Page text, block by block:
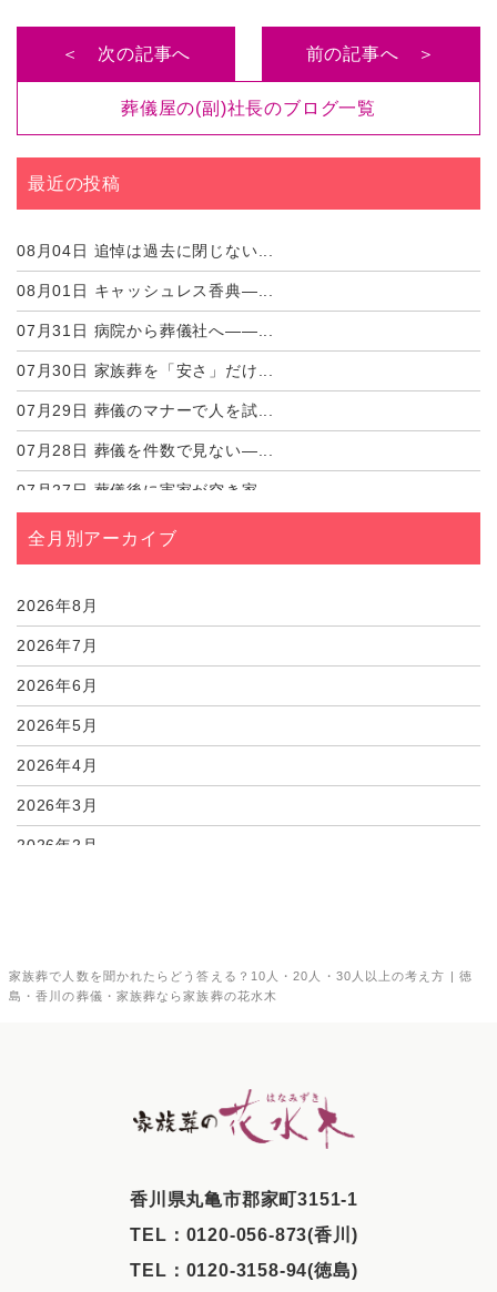
家族葬で人数を聞かれたらどう答える？10人・20人・30人以上の考え方 | 徳
島・香川の葬儀・家族葬なら家族葬の花水木
＜ 次の記事へ
葬儀屋の(副)社長のブログ一覧
前の記事へ ＞
最近の投稿
08月04日 追悼は過去に閉じない...
08月01日 キャッシュレス香典―...
07月31日 病院から葬儀社へ――...
07月30日 家族葬を「安さ」だけ...
07月29日 葬儀のマナーで人を試...
07月28日 葬儀を件数で見ない―...
07月27日 葬儀後に実家が空き家...
07月27日遺骨を自宅に置いたま...
07月27日墓じまいの費用は誰が...
07月27日残骨灰から考える――...
全月別アーカイブ
2026年8月
2026年7月
2026年6月
2026年5月
2026年4月
2026年3月
2026年2月
2025年10月
⾹川県丸⻲市郡家町3151-1
TEL： 0120-056-873(香川)
TEL： 0120-3158-94(徳島)